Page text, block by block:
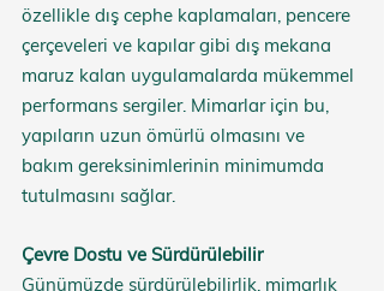
özellikle dış cephe kaplamaları, pencere
çerçeveleri ve kapılar gibi dış mekana
maruz kalan uygulamalarda mükemmel
performans sergiler. Mimarlar için bu,
yapıların uzun ömürlü olmasını ve
bakım gereksinimlerinin minimumda
tutulmasını sağlar.
Çevre Dostu ve Sürdürülebilir
Günümüzde sürdürülebilirlik, mimarlık